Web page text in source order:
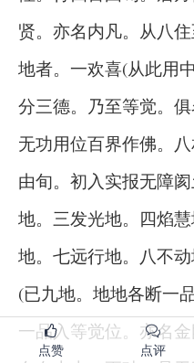
点赞 点评